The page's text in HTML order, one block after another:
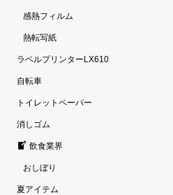
感熱フィルム
熱転写紙
ラベルプリンターLX610
自転車
トイレットペーパー
消しゴム
飲食業界
おしぼり
夏アイテム